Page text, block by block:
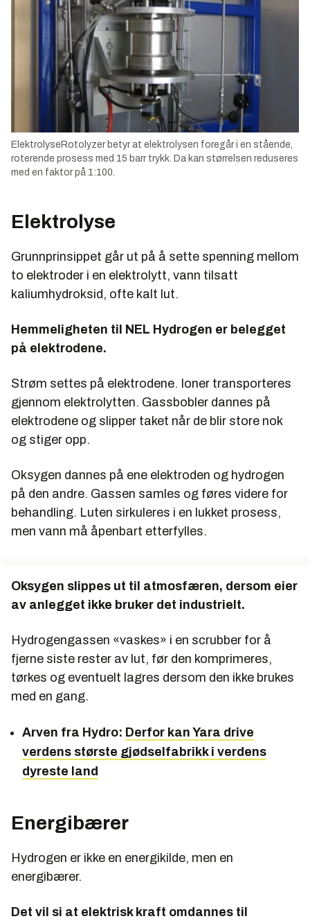
ElektrolyseRotolyzer betyr at elektrolysen foregår i en stående,
roterende prosess med 15 barr trykk. Da kan størrelsen reduseres
med en faktor på 1:100.
Elektrolyse
Grunnprinsippet går ut på å sette spenning mellom
to elektroder i en elektrolytt, vann tilsatt
kaliumhydroksid, ofte kalt lut.
Hemmeligheten til NEL Hydrogen er belegget
på elektrodene.
Strøm settes på elektrodene. Ioner transporteres
gjennom elektrolytten. Gassbobler dannes på
elektrodene og slipper taket når de blir store nok
og stiger opp.
Oksygen dannes på ene elektroden og hydrogen
på den andre. Gassen samles og føres videre for
behandling. Luten sirkuleres i en lukket prosess,
men vann må åpenbart etterfylles.
Oksygen slippes ut til atmosfæren, dersom eier
av anlegget ikke bruker det industrielt.
Hydrogengassen «vaskes» i en scrubber for å
fjerne siste rester av lut, før den komprimeres,
tørkes og eventuelt lagres dersom den ikke brukes
med en gang.
Arven fra Hydro: Derfor kan Yara drive
verdens største gjødselfabrikk i verdens
dyreste land
Energibærer
Hydrogen er ikke en energikilde, men en
energibærer.
Det vil si at elektrisk kraft omdannes til